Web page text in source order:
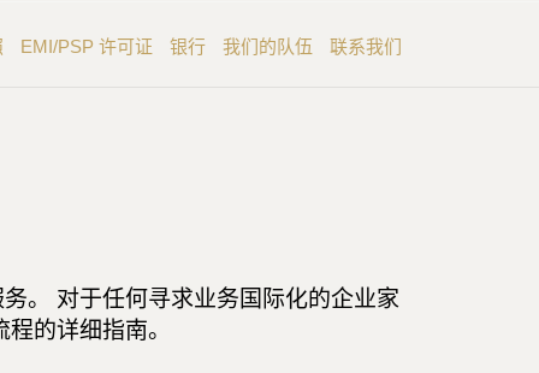
EMI/PSP 许可证 银行 我们的队伍 联系我们
。 对于任何寻求业务国际化的企业家
的详细指南。